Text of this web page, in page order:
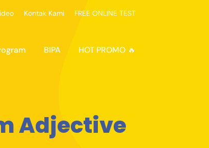
Kontak Kami FREE ONLINE TEST
BIPA HOT PROMO 🔥
Adjective